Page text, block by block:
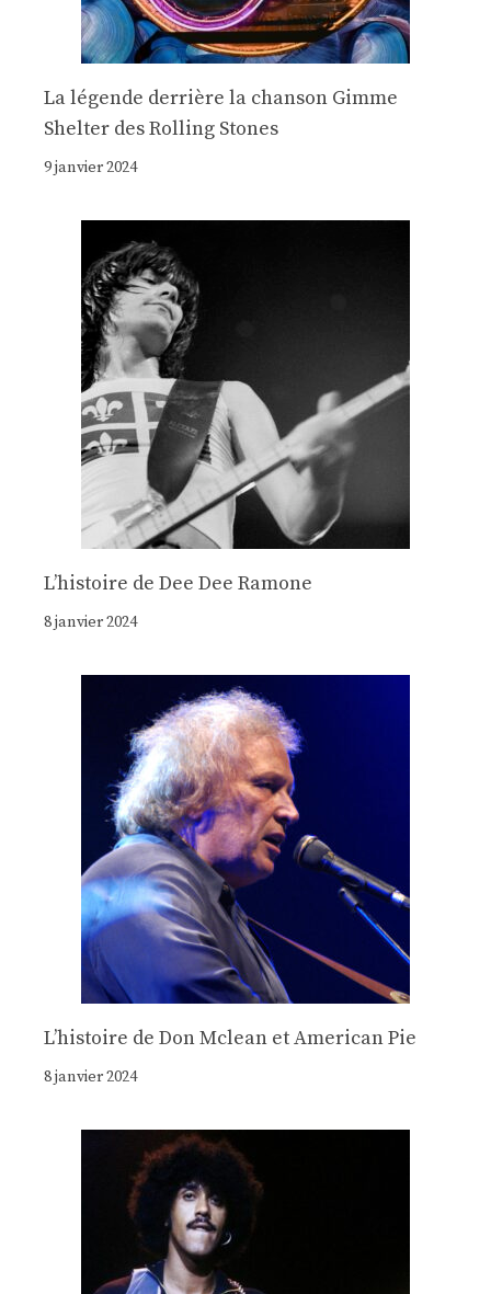
La légende derrière la chanson Gimme
Shelter des Rolling Stones
9 janvier 2024
Lʼhistoire de Dee Dee Ramone
8 janvier 2024
Lʼhistoire de Don Mclean et American Pie
8 janvier 2024